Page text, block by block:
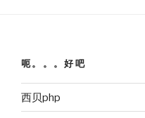
呃。。。好吧
西贝php